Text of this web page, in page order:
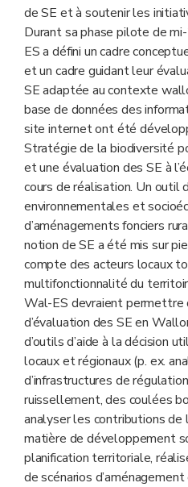
de SE et à soutenir les
Durant sa phase pilote de
ES a défini un cadre
et un cadre guidant leur
SE adaptée au contexte
base de données des
site internet ont été
Stratégie de la biodiversité
et une évaluation des SE à
cours de réalisation. Un outil
environnementales et
d’aménagements fonciers
notion de SE a été mis sur
compte des acteurs locaux
multifonctionnalité du
Wal-ES devraient permettre
d’évaluation des SE en
d’outils d’aide à la décision
locaux et régionaux (p. ex.
d’infrastructures de
ruissellement, des coulées
analyser les contributions de
matière de développement
planification territoriale,
de scénarios